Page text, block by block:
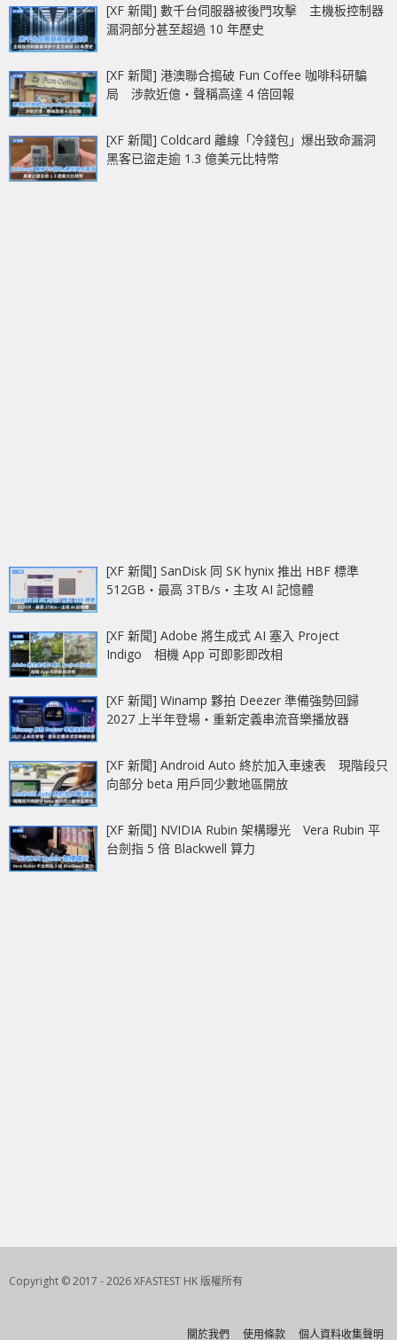
[XF 新聞] 數千台伺服器被後門攻擊 主機板控制器
漏洞部分甚至超過 10 年歷史
[XF 新聞] 港澳聯合搗破 Fun Coffee 咖啡科研騙
局 涉款近億‧聲稱高達 4 倍回報
[XF 新聞] Coldcard 離線「冷錢包」爆出致命漏洞
黑客已盜走逾 1.3 億美元比特幣
[XF 新聞] SanDisk 同 SK hynix 推出 HBF 標準
512GB‧最高 3TB/s‧主攻 AI 記憶體
[XF 新聞] Adobe 將生成式 AI 塞入 Project
Indigo 相機 App 可即影即改相
[XF 新聞] Winamp 夥拍 Deezer 準備強勢回歸
2027 上半年登場‧重新定義串流音樂播放器
[XF 新聞] Android Auto 終於加入車速表 現階段只
向部分 beta 用戶同少數地區開放
[XF 新聞] NVIDIA Rubin 架構曝光 Vera Rubin 平
台劍指 5 倍 Blackwell 算力
Copyright © 2017 - 2026 XFASTEST HK 版權所有
關於我們 使用條款 個人資料收集聲明